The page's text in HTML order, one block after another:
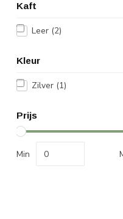
Kaft
Leer (2)
Kleur
Zilver (1)
Prijs
Min